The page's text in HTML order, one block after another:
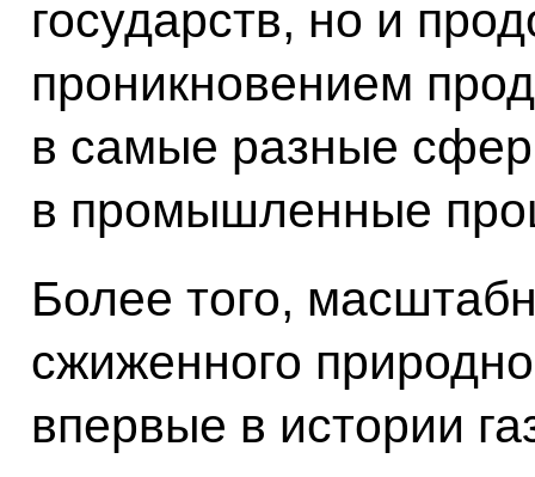
государств, но и
проникновением
в самые разные
в промышленные
Более того,
сжиженного
впервые в истории